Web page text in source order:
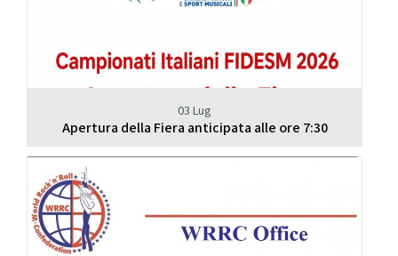
03 Lug
Apertura della Fiera anticipata alle ore 7:30